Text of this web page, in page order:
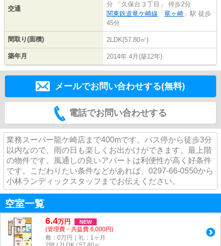
交通
分 「久保台３丁目」 停歩2分
関東鉄道竜ケ崎線 「 竜ヶ崎 」駅 徒歩
45分
間取り(面積) 2LDK(57.80㎡)
築年月 2014年 4月(築12年)
メールでお問い合わせする(無料)
電話でお問い合わせする
業務スーパー龍ケ崎店まで400mです。バス停から徒歩3分
以内なので、雨の日も楽しくお出かけができます。最上階
の物件です。風通しの良いアパートは利便性が高く好条件
です。こだわりたい条件などがあれば、0297-66-0550から
小林ランディックスタッフまでお伝えください。
空室一覧
6.4万円 NEW
(管理費・共益費 6,000円)
敷：0万円｜礼：1ヶ月